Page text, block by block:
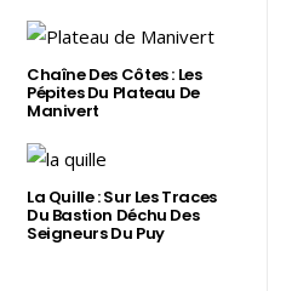
Chaîne Des Côtes : Les
Pépites Du Plateau De
Manivert
La Quille : Sur Les Traces
Du Bastion Déchu Des
Seigneurs Du Puy